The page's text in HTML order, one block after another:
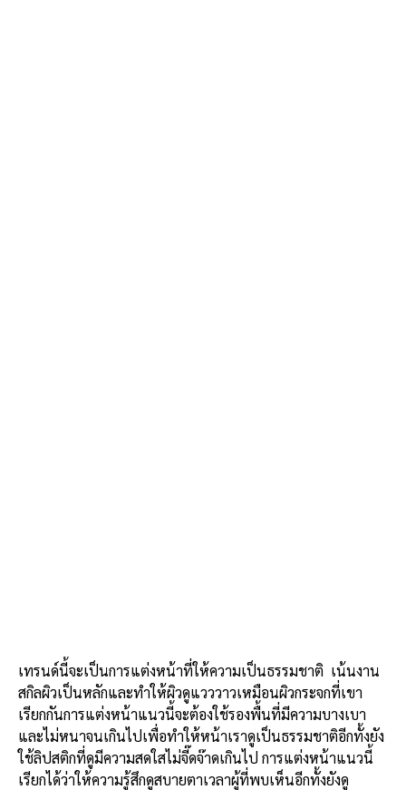
เทรนด์นี้จะเป็นการแต่งหน้าที่ให้ความเป็นธรรมชาติ เน้นงาน
สกิลผิวเป็นหลักและทำให้ผิวดูแวววาวเหมือนผิวกระจกที่เขา
เรียกกันการแต่งหน้าแนวนี้จะต้องใช้รองพื้นที่มีความบางเบา
และไม่หนาจนเกินไปเพื่อทำให้หน้าเราดูเป็นธรรมชาติอีกทั้งยัง
ใช้ลิปสติกที่ดูมีความสดใสไม่จี๊ดจ๊าดเกินไป การแต่งหน้าแนวนี้
เรียกได้ว่าให้ความรู้สึกดูสบายตาเวลาผู้ที่พบเห็นอีกทั้งยังดู